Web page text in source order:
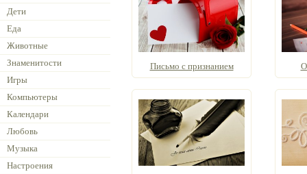
Дети
Еда
Животные
Знаменитости
Игры
Компьютеры
Календари
Любовь
Музыка
Настроения
Письмо с признанием